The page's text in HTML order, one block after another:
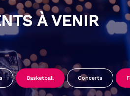
À VENIR
Basketball Concerts